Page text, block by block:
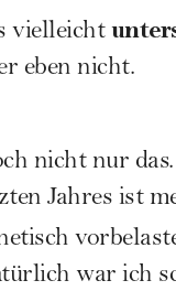
vielleicht
eben nicht.
nicht nur
Jahres ist
war ich